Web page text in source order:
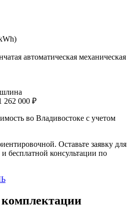
автоматическая механическая
262 000 ₽
во Владивостоке с учетом
Оставьте заявку для
бесплатной консультации по